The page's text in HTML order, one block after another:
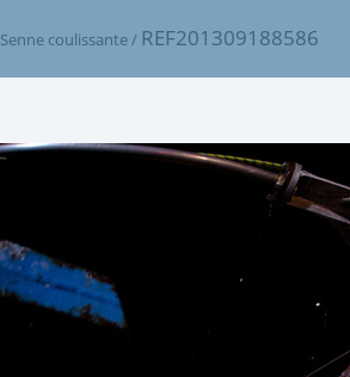
Senne coulissante/ REF201309188586